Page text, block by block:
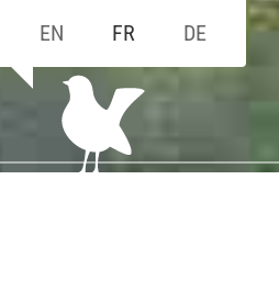
EN FR DE